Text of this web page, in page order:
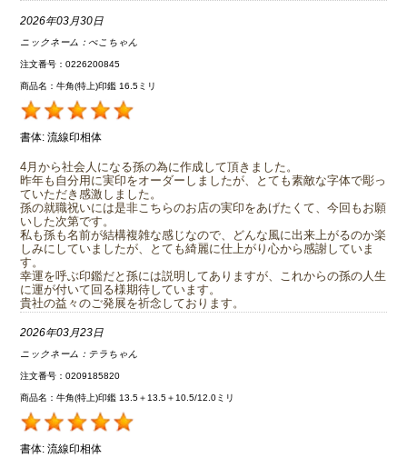
2026年03月30日
ニックネーム：ぺこちゃん
注文番号：0226200845
商品名：牛角(特上)印鑑 16.5ミリ
書体: 流線印相体
4月から社会人になる孫の為に作成して頂きました。
昨年も自分用に実印をオーダーしましたが、とても素敵な字体で彫っ
ていただき感激しました。
孫の就職祝いには是非こちらのお店の実印をあげたくて、今回もお願
いした次第です。
私も孫も名前が結構複雑な感じなので、どんな風に出来上がるのか楽
しみにしていましたが、とても綺麗に仕上がり心から感謝していま
す。
幸運を呼ぶ印鑑だと孫には説明してありますが、これからの孫の人生
に運が付いて回る様期待しています。
貴社の益々のご発展を祈念しております。
2026年03月23日
ニックネーム： テラちゃん
注文番号：0209185820
商品名：牛角(特上)印鑑 13.5＋13.5＋10.5/12.0ミリ
書体: 流線印相体